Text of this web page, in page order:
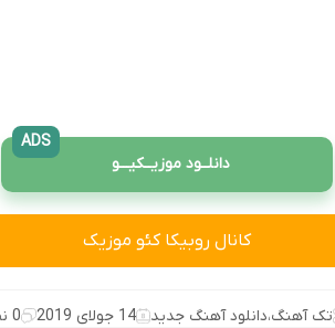
دانلــود موزیــکیـــو
ADS
کانال روبیکا کئو موزیک
تک آهنگ،دانلود آهنگ جدید 14 جولای 2019
0 نظر